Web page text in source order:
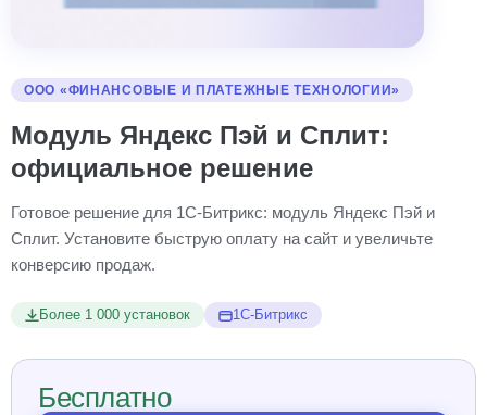
ООО «ФИНАНСОВЫЕ И ПЛАТЕЖНЫЕ ТЕХНОЛОГИИ»
Модуль Яндекс Пэй и Сплит:
официальное решение
Готовое решение для 1С-Битрикс: модуль Яндекс Пэй и
Сплит. Установите быструю оплату на сайт и увеличьте
конверсию продаж.
Более 1 000 установок 1С-Битрикс
Бесплатно